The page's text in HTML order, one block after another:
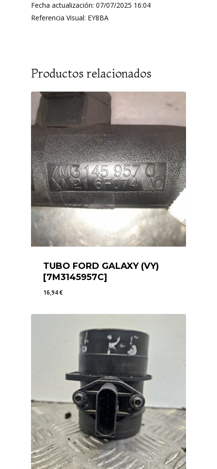
Fecha actualización: 07/07/2025 16:04
Referencia Visual: EY8BA
Productos relacionados
TUBO FORD GALAXY (VY)
[7M3145957C]
16,94€